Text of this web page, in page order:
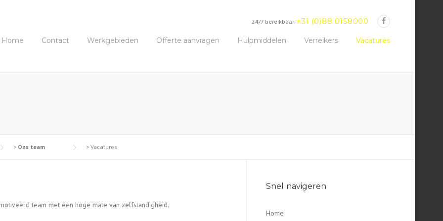
24/7 bereikbaar +31 (0)88 0158000
Home Contact Werkgebieden Offerte aanvragen Hulpmiddelen Verreikers Vacatures
> Ons team > Vacatures
team met een hoge mate van zelfstandigheid.
Snel navigeren
Home